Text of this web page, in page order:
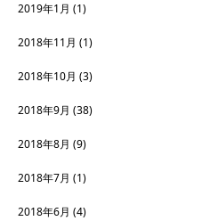
2019年1月 (1)
2018年11月 (1)
2018年10月 (3)
2018年9月 (38)
2018年8月 (9)
2018年7月 (1)
2018年6月 (4)